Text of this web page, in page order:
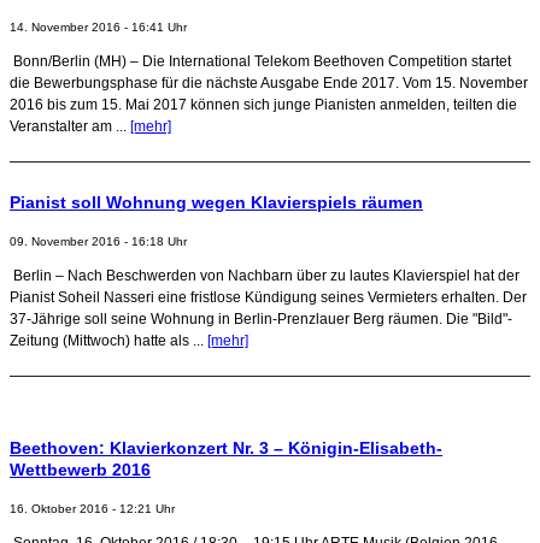
14. November 2016 - 16:41 Uhr
Bonn/Berlin (MH) – Die International Telekom Beethoven Competition startet
die Bewerbungsphase für die nächste Ausgabe Ende 2017. Vom 15. November
2016 bis zum 15. Mai 2017 können sich junge Pianisten anmelden, teilten die
Veranstalter am ... [mehr]
Pianist soll Wohnung wegen Klavierspiels räumen
09. November 2016 - 16:18 Uhr
Berlin – Nach Beschwerden von Nachbarn über zu lautes Klavierspiel hat der
Pianist Soheil Nasseri eine fristlose Kündigung seines Vermieters erhalten. Der
37-Jährige soll seine Wohnung in Berlin-Prenzlauer Berg räumen. Die "Bild"-
Zeitung (Mittwoch) hatte als ... [mehr]
Beethoven: Klavierkonzert Nr. 3 – Königin-Elisabeth-
Wettbewerb 2016
16. Oktober 2016 - 12:21 Uhr